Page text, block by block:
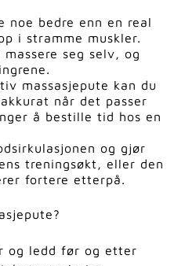
noe bedre enn en real
i stramme muskler.
seg selv, og
massasjepute kan du
når det passer
å bestille tid hos en
og gjør
treningsøkt, eller den
fortere etterpå.
og ledd før og etter